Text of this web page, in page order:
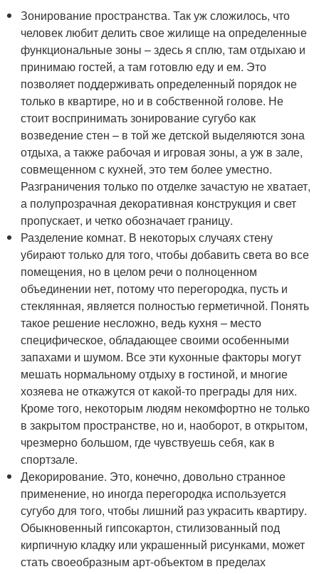
Зонирование пространства. Так уж сложилось, что
человек любит делить свое жилище на определенные
функциональные зоны – здесь я сплю, там отдыхаю и
принимаю гостей, а там готовлю еду и ем. Это
позволяет поддерживать определенный порядок не
только в квартире, но и в собственной голове. Не
стоит воспринимать зонирование сугубо как
возведение стен – в той же детской выделяются зона
отдыха, а также рабочая и игровая зоны, а уж в зале,
совмещенном с кухней, это тем более уместно.
Разграничения только по отделке зачастую не хватает,
а полупрозрачная декоративная конструкция и свет
пропускает, и четко обозначает границу.
Разделение комнат. В некоторых случаях стену
убирают только для того, чтобы добавить света во все
помещения, но в целом речи о полноценном
объединении нет, потому что перегородка, пусть и
стеклянная, является полностью герметичной. Понять
такое решение несложно, ведь кухня – место
специфическое, обладающее своими особенными
запахами и шумом. Все эти кухонные факторы могут
мешать нормальному отдыху в гостиной, и многие
хозяева не откажутся от какой-то преграды для них.
Кроме того, некоторым людям некомфортно не только
в закрытом пространстве, но и, наоборот, в открытом,
чрезмерно большом, где чувствуешь себя, как в
спортзале.
Декорирование. Это, конечно, довольно странное
применение, но иногда перегородка используется
сугубо для того, чтобы лишний раз украсить квартиру.
Обыкновенный гипсокартон, стилизованный под
кирпичную кладку или украшенный рисунками, может
стать своеобразным арт-объектом в пределах